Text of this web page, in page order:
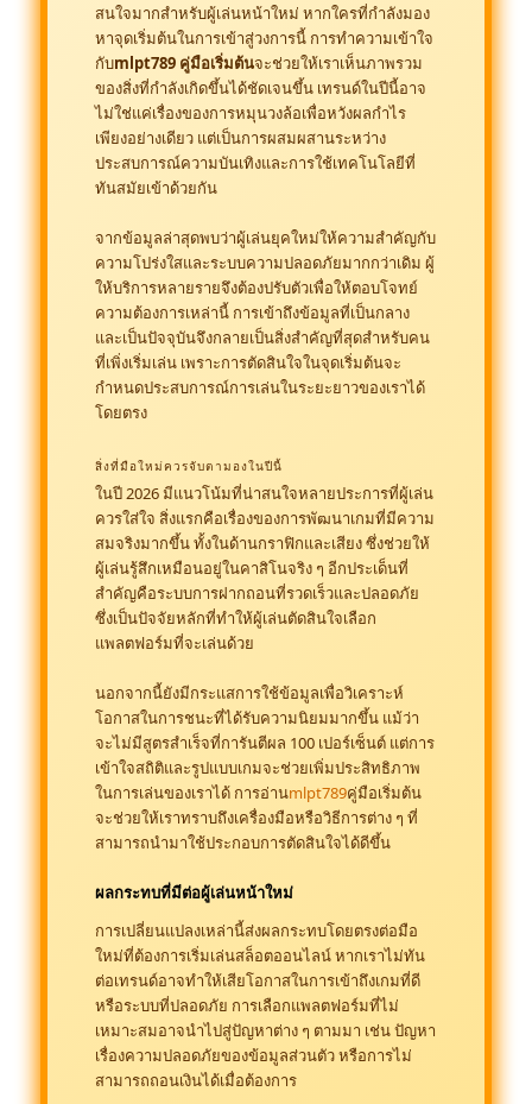
สนใจมากสำหรับผู้เล่นหน้าใหม่ หากใครที่กำลังมอง
หาจุดเริ่มต้นในการเข้าสู่วงการนี้ การทำความเข้าใจ
กับmlpt789 คู่มือเริ่มต้นจะช่วยให้เราเห็นภาพรวม
ของสิ่งที่กำลังเกิดขึ้นได้ชัดเจนขึ้น เทรนด์ในปีนี้อาจ
ไม่ใช่แค่เรื่องของการหมุนวงล้อเพื่อหวังผลกำไร
เพียงอย่างเดียว แต่เป็นการผสมผสานระหว่าง
ประสบการณ์ความบันเทิงและการใช้เทคโนโลยีที่
ทันสมัยเข้าด้วยกัน
จากข้อมูลล่าสุดพบว่าผู้เล่นยุคใหม่ให้ความสำคัญกับ
ความโปร่งใสและระบบความปลอดภัยมากกว่าเดิม ผู้
ให้บริการหลายรายจึงต้องปรับตัวเพื่อให้ตอบโจทย์
ความต้องการเหล่านี้ การเข้าถึงข้อมูลที่เป็นกลาง
และเป็นปัจจุบันจึงกลายเป็นสิ่งสำคัญที่สุดสำหรับคน
ที่เพิ่งเริ่มเล่น เพราะการตัดสินใจในจุดเริ่มต้นจะ
กำหนดประสบการณ์การเล่นในระยะยาวของเราได้
โดยตรง
สิ่งที่มือใหม่ควรจับตามองในปีนี้
ในปี 2026 มีแนวโน้มที่น่าสนใจหลายประการที่ผู้เล่น
ควรใส่ใจ สิ่งแรกคือเรื่องของการพัฒนาเกมที่มีความ
สมจริงมากขึ้น ทั้งในด้านกราฟิกและเสียง ซึ่งช่วยให้
ผู้เล่นรู้สึกเหมือนอยู่ในคาสิโนจริง ๆ อีกประเด็นที่
สำคัญคือระบบการฝากถอนที่รวดเร็วและปลอดภัย
ซึ่งเป็นปัจจัยหลักที่ทำให้ผู้เล่นตัดสินใจเลือก
แพลตฟอร์มที่จะเล่นด้วย
นอกจากนี้ยังมีกระแสการใช้ข้อมูลเพื่อวิเคราะห์
โอกาสในการชนะที่ได้รับความนิยมมากขึ้น แม้ว่า
จะไม่มีสูตรสำเร็จที่การันตีผล 100 เปอร์เซ็นต์ แต่การ
เข้าใจสถิติและรูปแบบเกมจะช่วยเพิ่มประสิทธิภาพ
ในการเล่นของเราได้ การอ่านmlpt789คู่มือเริ่มต้น
จะช่วยให้เราทราบถึงเครื่องมือหรือวิธีการต่าง ๆ ที่
สามารถนำมาใช้ประกอบการตัดสินใจได้ดีขึ้น
ผลกระทบที่มีต่อผู้เล่นหน้าใหม่
การเปลี่ยนแปลงเหล่านี้ส่งผลกระทบโดยตรงต่อมือ
ใหม่ที่ต้องการเริ่มเล่นสล็อตออนไลน์ หากเราไม่ทัน
ต่อเทรนด์อาจทำให้เสียโอกาสในการเข้าถึงเกมที่ดี
หรือระบบที่ปลอดภัย การเลือกแพลตฟอร์มที่ไม่
เหมาะสมอาจนำไปสู่ปัญหาต่าง ๆ ตามมา เช่น ปัญหา
เรื่องความปลอดภัยของข้อมูลส่วนตัว หรือการไม่
สามารถถอนเงินได้เมื่อต้องการ